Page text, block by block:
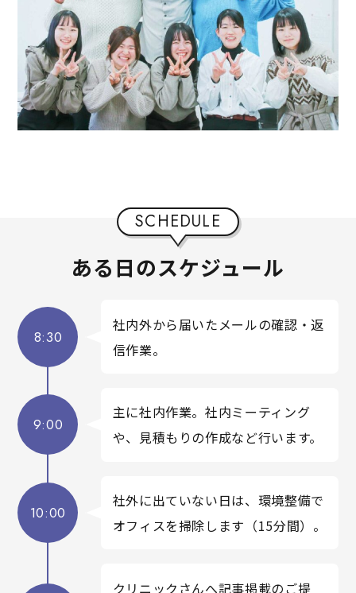
SCHEDULE
ある日のスケジュール
8:30
社内外から届いたメールの確認・返
信作業。
9:00
主に社内作業。社内ミーティング
や、見積もりの作成など行います。
10:00
社外に出ていない日は、環境整備で
オフィスを掃除します（15分間）。
クリニックさんへ記事掲載のご提